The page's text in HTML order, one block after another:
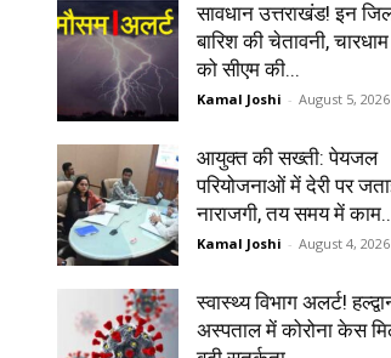
सावधान उत्तराखंड! इन
बारिश की चेतावनी, चारधाम
को सीएम की...
Kamal Joshi - August 5, 2026
आयुक्त की सख्ती: पेयजल
परियोजनाओं में देरी पर
नाराजगी, तय समय में
Kamal Joshi - August 4, 2026
स्वास्थ्य विभाग अलर्ट!
अस्पताल में कोरोना केस